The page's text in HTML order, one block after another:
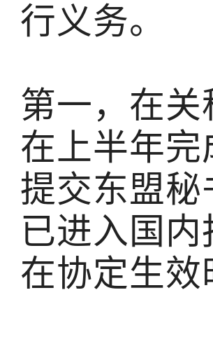
行义务。
第一，在
在上半年
提交东盟
已进入国
在协定生